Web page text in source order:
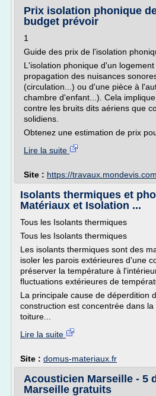
Prix isolation phonique
budget prévoir
1
Guide des prix de l'isolation
L'isolation phonique d'un
propagation des nuisances
(circulation...) ou d'une pièce à
chambre d'enfant...). Cela
contre les bruits dits aériens que
solidiens.
Obtenez une estimation de prix
Lire la suite
Site : https://travaux.mondevis.com
Isolants thermiques et
Matériaux et Isolation ...
Tous les Isolants thermiques
Tous les Isolants thermiques
Les isolants thermiques sont des
isoler les parois extérieures d'une
préserver la température à
fluctuations extérieures de
La principale cause de déperdition
construction est concentrée dans
toiture...
Lire la suite
Site : domus-materiaux.fr
Acousticien Marseille - 5
Marseille gratuits